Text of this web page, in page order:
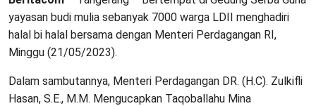
yayasan budi mulia sebanyak 7000 warga LDII menghadiri
halal bi halal bersama dengan Menteri Perdagangan RI,
Minggu (21/05/2023).
Dalam sambutannya, Menteri Perdagangan DR. (H.C). Zulkifli
Hasan, S.E., M.M. Mengucapkan Taqoballahu Mina